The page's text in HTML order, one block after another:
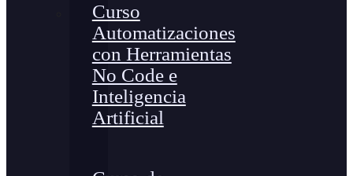
Curso
Automatizaciones
con Herramientas
No Code e
Inteligencia
Artificial